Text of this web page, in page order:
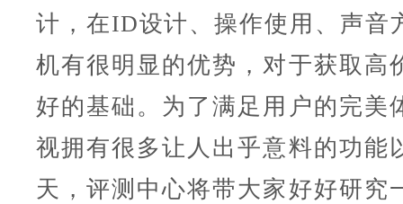
计，在ID设计、操作使用、声音
机有很明显的优势，对于获取高
好的基础。为了满足用户的完美
视拥有很多让人出乎意料的功能
天，评测中心将带大家好好研究